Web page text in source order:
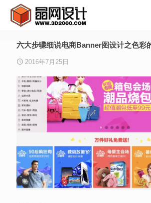
六大步骤细说电商Banner图设计之色彩
2016年7月25日